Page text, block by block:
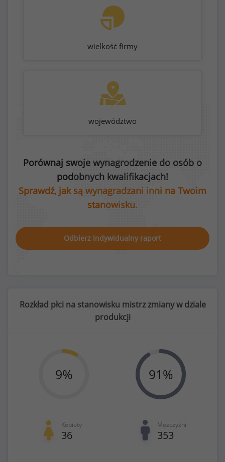
wielkość firmy
województwo
Porównaj swoje wynagrodzenie do osób o
podobnych kwalifikacjach!
Sprawdź, jak są wynagradzani inni na Twoim
stanowisku.
Odbierz indywidualny raport
Rozkład płci na stanowisku mistrz zmiany w dziale
produkcji
9%
Kobiety
36
91%
Mężczyźni
353